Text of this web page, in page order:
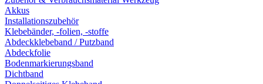
Akkus
Installationszubehör
Klebebänder, -folien, -stoffe
Abdeckklebeband / Putzband
Abdeckfolie
Bodenmarkierungsband
Dichtband